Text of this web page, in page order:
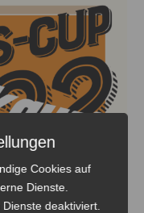
Cookies auf
Dienste.
deaktiviert.